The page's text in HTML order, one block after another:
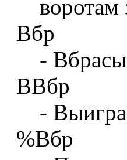
воротам
Вбр
-
ВВбр
-
%Вбр